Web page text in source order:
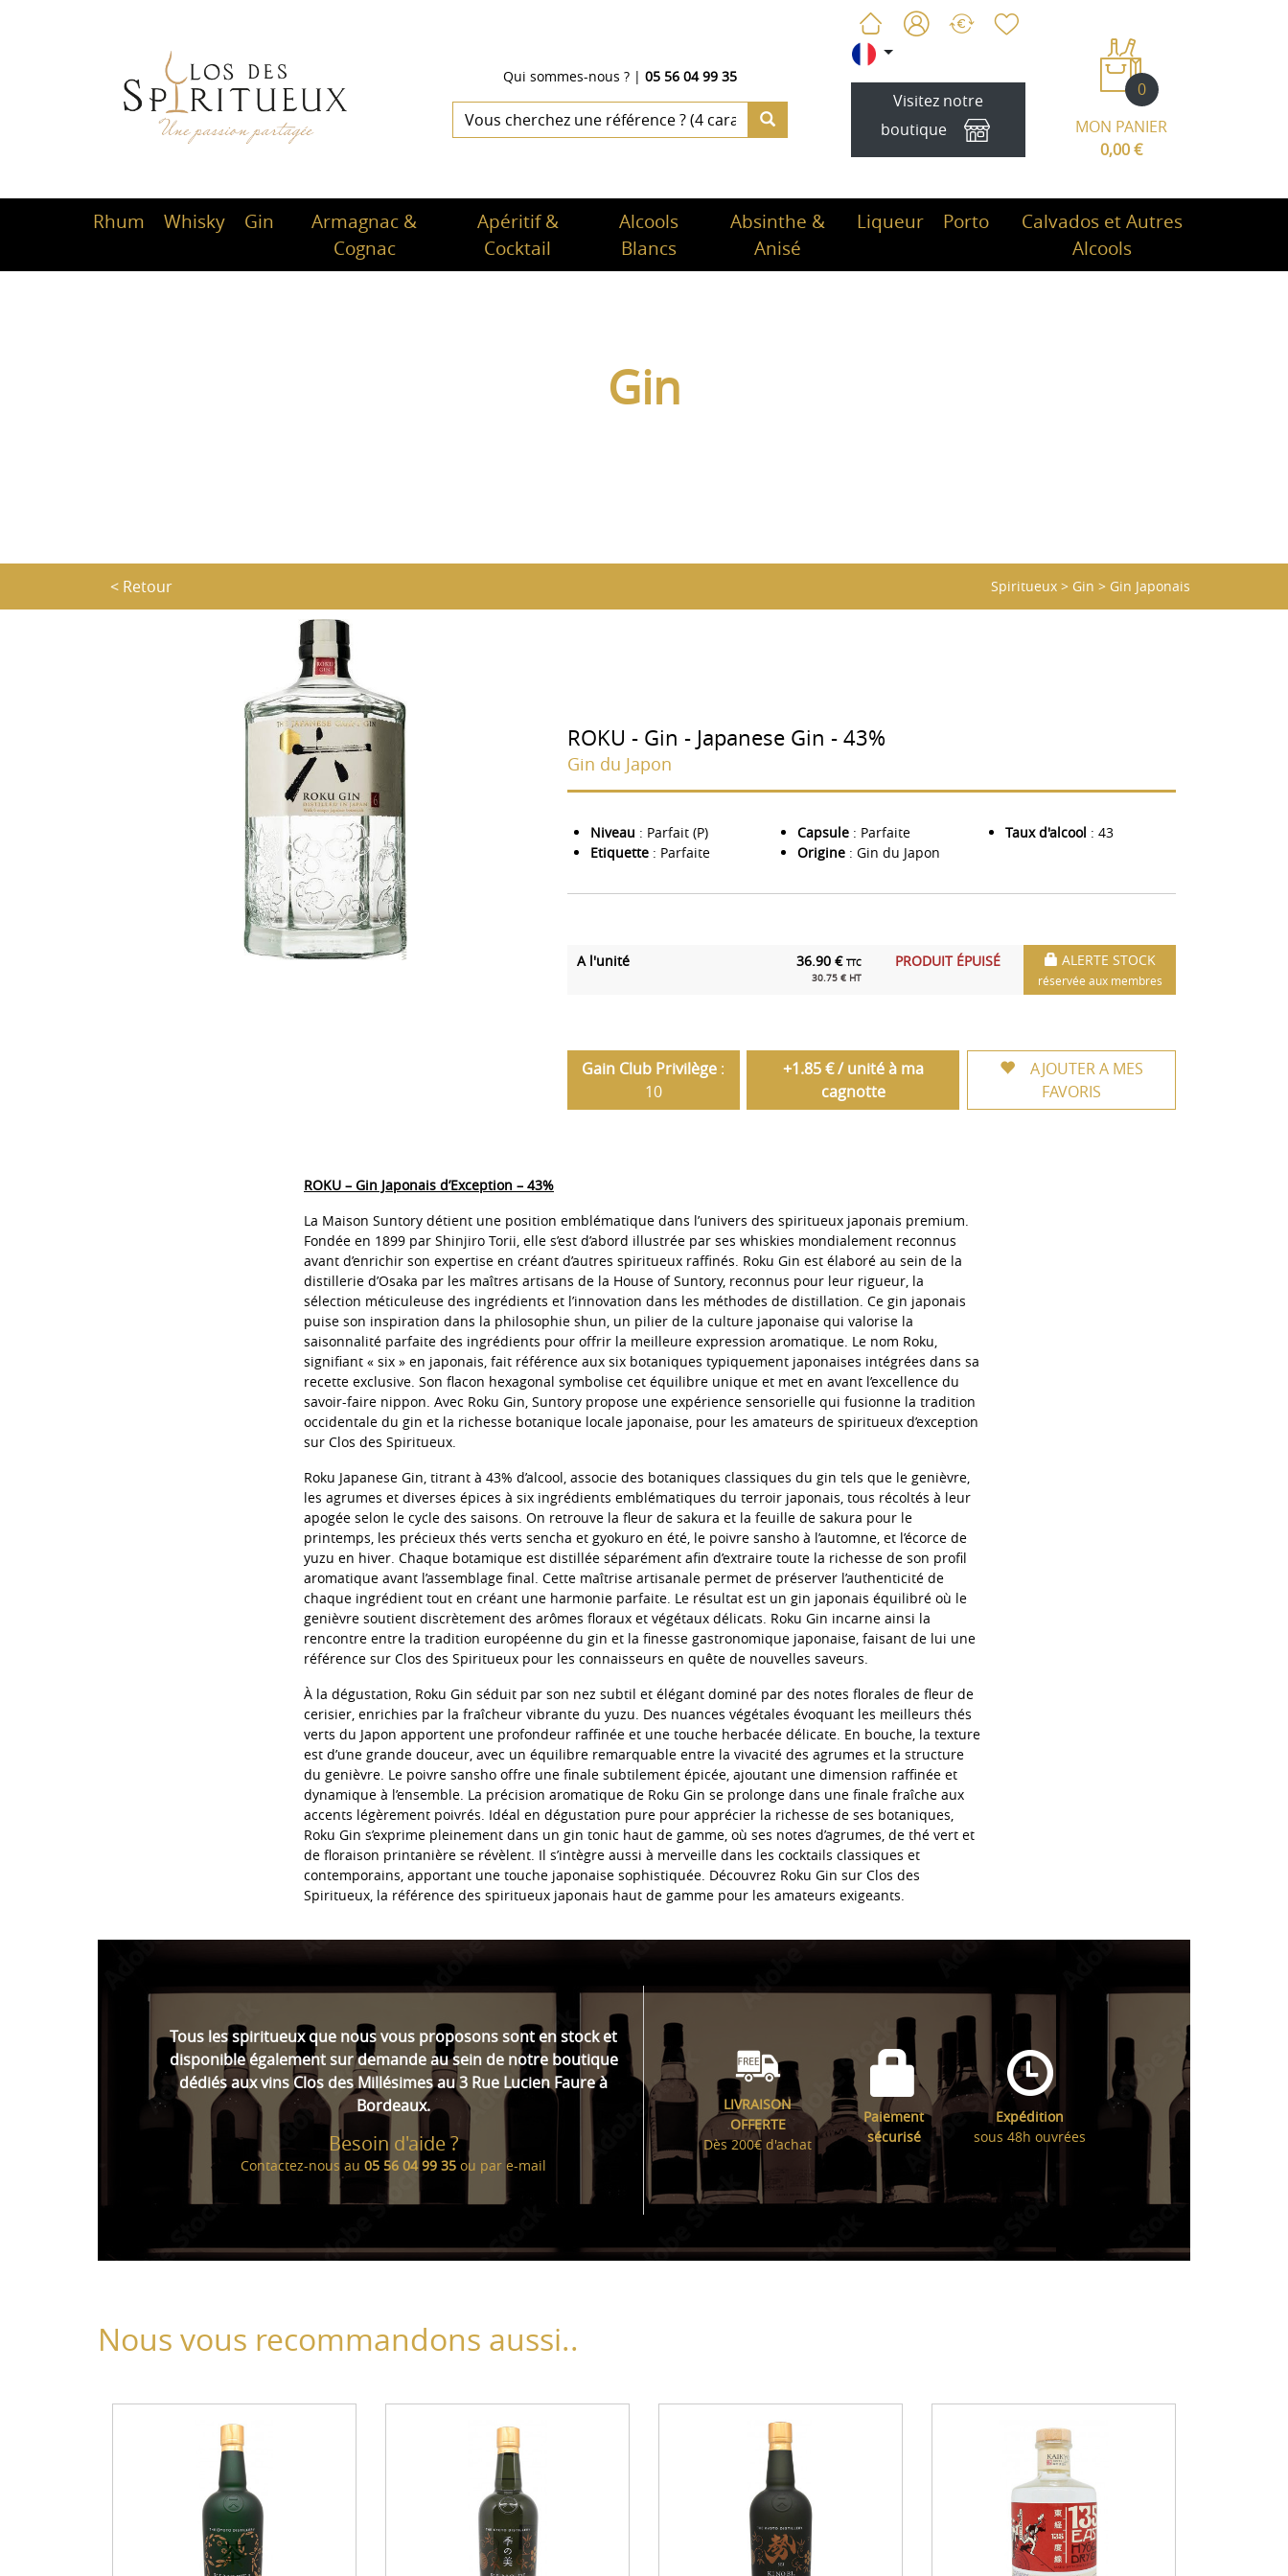
Visitez notre
boutique
0
MON PANIER
0,00 €
Qui sommes-nous ? |05 56 04 99 35
Rhum Whisky Gin
Armagnac &
Cognac
Apéritif &
Cocktail
Alcools
Blancs
Absinthe &
Anisé
Liqueur Porto
Calvados et Autres
Alcools
Gin
< Retour Spiritueux > Gin > Gin Japonais
ROKU - Gin - Japanese Gin - 43%
Gin du Japon
Niveau : Parfait (P)
Etiquette : Parfaite
Capsule : Parfaite
Origine : Gin du Japon
Taux d'alcool : 43
A l'unité 36.90 €TTC
30.75 € HT
PRODUIT ÉPUISÉ ALERTE STOCK
réservée aux membres
Gain Club Privilège :
10
+1.85 € / unité à ma
cagnotte
AJOUTER A MES
FAVORIS
ROKU – Gin Japonais d’Exception – 43%
La Maison Suntory détient une position emblématique dans l’univers des spiritueux japonais premium.
Fondée en 1899 par Shinjiro Torii, elle s’est d’abord illustrée par ses whiskies mondialement reconnus
avant d’enrichir son expertise en créant d’autres spiritueux raffinés. Roku Gin est élaboré au sein de la
distillerie d’Osaka par les maîtres artisans de la House of Suntory, reconnus pour leur rigueur, la
sélection méticuleuse des ingrédients et l’innovation dans les méthodes de distillation. Ce gin japonais
puise son inspiration dans la philosophie shun, un pilier de la culture japonaise qui valorise la
saisonnalité parfaite des ingrédients pour offrir la meilleure expression aromatique. Le nom Roku,
signifiant « six » en japonais, fait référence aux six botaniques typiquement japonaises intégrées dans sa
recette exclusive. Son flacon hexagonal symbolise cet équilibre unique et met en avant l’excellence du
savoir-faire nippon. Avec Roku Gin, Suntory propose une expérience sensorielle qui fusionne la tradition
occidentale du gin et la richesse botanique locale japonaise, pour les amateurs de spiritueux d’exception
sur Clos des Spiritueux.
Roku Japanese Gin, titrant à 43% d’alcool, associe des botaniques classiques du gin tels que le genièvre,
les agrumes et diverses épices à six ingrédients emblématiques du terroir japonais, tous récoltés à leur
apogée selon le cycle des saisons. On retrouve la fleur de sakura et la feuille de sakura pour le
printemps, les précieux thés verts sencha et gyokuro en été, le poivre sansho à l’automne, et l’écorce de
yuzu en hiver. Chaque botamique est distillée séparément afin d’extraire toute la richesse de son profil
aromatique avant l’assemblage final. Cette maîtrise artisanale permet de préserver l’authenticité de
chaque ingrédient tout en créant une harmonie parfaite. Le résultat est un gin japonais équilibré où le
genièvre soutient discrètement des arômes floraux et végétaux délicats. Roku Gin incarne ainsi la
rencontre entre la tradition européenne du gin et la finesse gastronomique japonaise, faisant de lui une
référence sur Clos des Spiritueux pour les connaisseurs en quête de nouvelles saveurs.
À la dégustation, Roku Gin séduit par son nez subtil et élégant dominé par des notes florales de fleur de
cerisier, enrichies par la fraîcheur vibrante du yuzu. Des nuances végétales évoquant les meilleurs thés
verts du Japon apportent une profondeur raffinée et une touche herbacée délicate. En bouche, la texture
est d’une grande douceur, avec un équilibre remarquable entre la vivacité des agrumes et la structure
du genièvre. Le poivre sansho offre une finale subtilement épicée, ajoutant une dimension raffinée et
dynamique à l’ensemble. La précision aromatique de Roku Gin se prolonge dans une finale fraîche aux
accents légèrement poivrés. Idéal en dégustation pure pour apprécier la richesse de ses botaniques,
Roku Gin s’exprime pleinement dans un gin tonic haut de gamme, où ses notes d’agrumes, de thé vert et
de floraison printanière se révèlent. Il s’intègre aussi à merveille dans les cocktails classiques et
contemporains, apportant une touche japonaise sophistiquée. Découvrez Roku Gin sur Clos des
Spiritueux, la référence des spiritueux japonais haut de gamme pour les amateurs exigeants.
Tous les spiritueux que nous vous proposons sont en stock et
disponible également sur demande au sein de notre boutique
dédiés aux vins Clos des Millésimes au 3 Rue Lucien Faure à
Bordeaux.
Besoin d'aide ?
Contactez-nous au 05 56 04 99 35 ou par e-mail
LIVRAISON
OFFERTE
Dès 200€ d'achat
Paiement
sécurisé
Expédition
sous 48h ouvrées
Nous vous recommandons aussi..